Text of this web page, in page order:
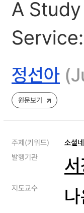
A
정선아
원문보기
주제(키워드) 소셜
발행기관
지도교수